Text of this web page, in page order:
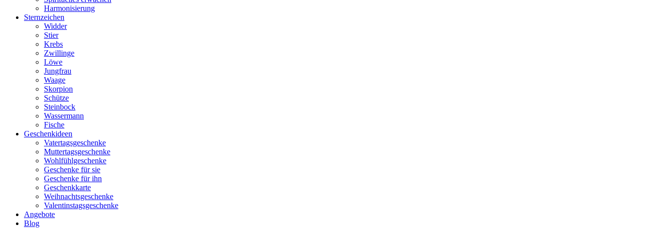
Harmonisierung
Sternzeichen
Widder
Stier
Krebs
Zwillinge
Löwe
Jungfrau
Waage
Skorpion
Schütze
Steinbock
Wassermann
Fische
Geschenkideen
Vatertagsgeschenke
Muttertagsgeschenke
Wohlfühlgeschenke
Geschenke für sie
Geschenke für ihn
Geschenkkarte
Weihnachtsgeschenke
Valentinstagsgeschenke
Angebote
Blog